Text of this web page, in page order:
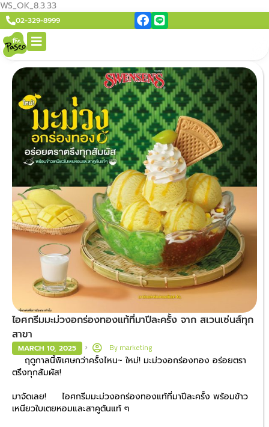
WS_OK_8.3.33
02-329-8999
ไอศกรีมมะม่วงอกร่องทองแท้ที่มาปีละครั้ง จาก สเวนเซ่นส์ทุก
สาขา
MARCH 10, 2025 By marketing
ฤดูกาลนี้พิเศษกว่าครั้งไหน~ ใหม่! มะม่วงอกร่องทอง อร่อยตรา
ตรึงทุกสัมผัส!
มาจัดเลย!
ไอศกรีมมะม่วงอกร่องทองแท้ที่มาปีละครั้ง พร้อมข้าว
เหนียวใบเตยหอมและสาคูต้นแท้ ๆ